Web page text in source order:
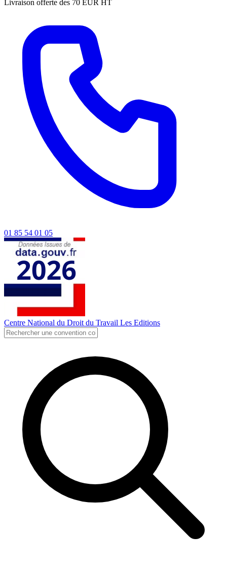
Livraison offerte des 70 EUR HT
01 85 54 01 05
Centre National du Droit du Travail Les Editions